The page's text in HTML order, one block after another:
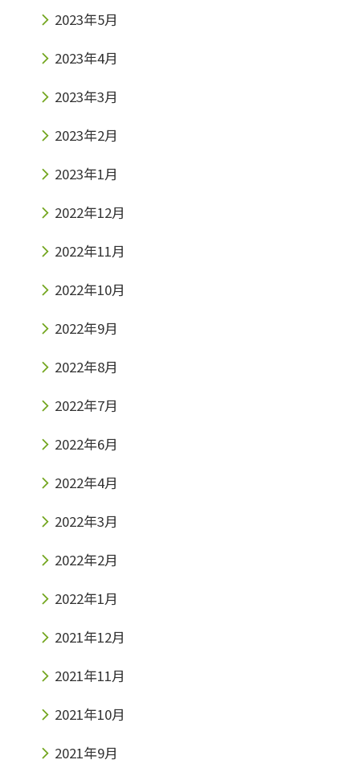
2023年5月
2023年4月
2023年3月
2023年2月
2023年1月
2022年12月
2022年11月
2022年10月
2022年9月
2022年8月
2022年7月
2022年6月
2022年4月
2022年3月
2022年2月
2022年1月
2021年12月
2021年11月
2021年10月
2021年9月